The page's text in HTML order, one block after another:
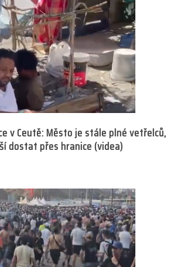
v Ceutě: Město je stále plné vetřelců,
dostat přes hranice (videa)